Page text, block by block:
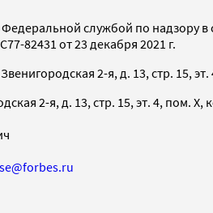
Федеральной службой по надзору
82431 от 23 декабря 2021 г.
2-я, д. 13, стр. 15, эт.
2-я, д. 13, стр. 15, эт. 4, пом. X,